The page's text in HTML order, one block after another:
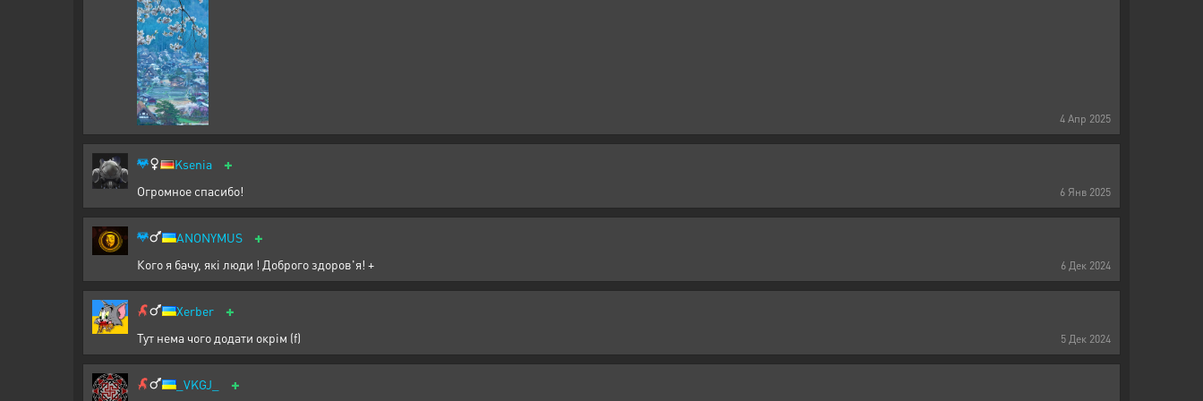
4 Апр 2025
6 Янв 2025
Ksenia +
Огромное спасибо!
6 Дек 2024
ANONYMUS +
Кого я бачу, які люди ! Доброго здоров'я! +
5 Дек 2024
Xerber +
Тут нема чого додати окрім (f)
_VKGJ_ +